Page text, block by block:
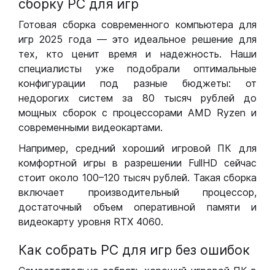
сборку РС для игр
Готовая сборка современного компьютера для
игр 2025 года — это идеальное решение для
тех, кто ценит время и надежность. Наши
специалисты уже подобрали оптимальные
конфигурации под разные бюджеты: от
недорогих систем за 80 тысяч рублей до
мощных сборок с процессорами AMD Ryzen и
современными видеокартами.
Например, средний хороший игровой ПК для
комфортной игры в разрешении FullHD сейчас
стоит около 100–120 тысяч рублей. Такая сборка
включает производительный процессор,
достаточный объем оперативной памяти и
видеокарту уровня RTX 4060.
Как собрать РС для игр без ошибок